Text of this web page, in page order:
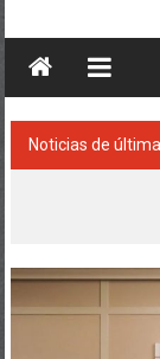
Noticias de